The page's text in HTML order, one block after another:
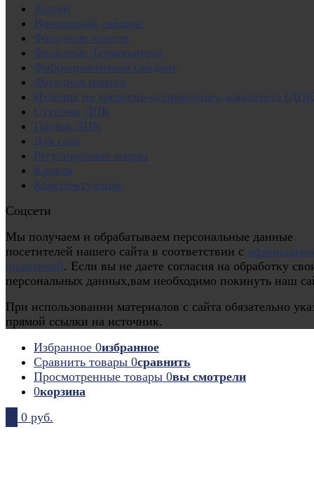
Акции
Виниловый сайдинг
Фасадные панели
Фасадные Термопанели
Фиброцементный сайдинг
Фасадная плитка
Изделия из древесно-полимерного композита
Ступени ДПК
Грядки ДПК
Для сада
Регулируемые опоры
Кровля
Комплектующие
Соцсети
Мы получаем и обрабатываем персональные данные
посетителей нашего сайта в соответствии с
политикой. Если вы не даете согласия на обработку
персональных данных,вам необходимо покинуть наш
При использовании материалов с сайта обязательно
прямой ссылки на источник.
Избранное 0избранное
Сравнить товары 0сравнить
Просмотренные товары 0вы смотрели
0корзина
0 руб.